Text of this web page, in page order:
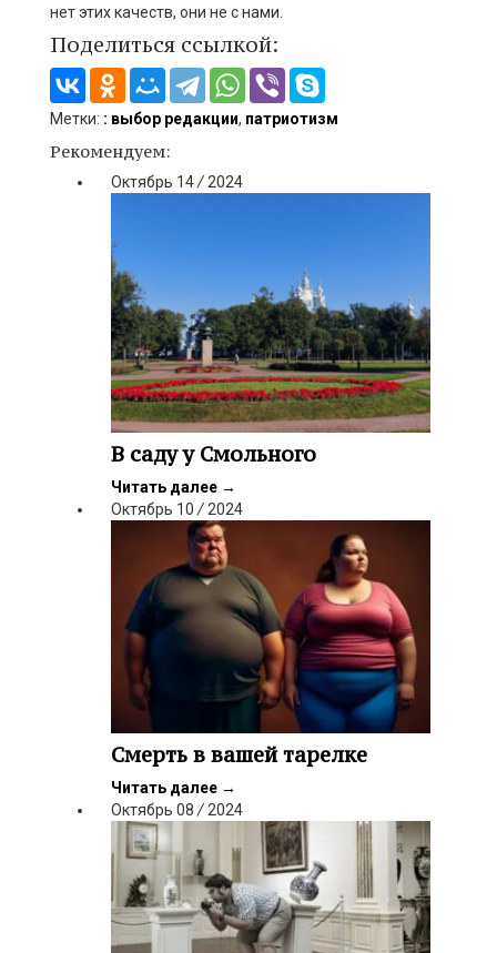
нет этих качеств, они не с нами.
Поделиться ссылкой:
Метки: : выбор редакции, патриотизм
Рекомендуем:
Октябрь 14/ 2024
В саду у Смольного
Читать далее →
Октябрь 10 / 2024
Смерть в вашей тарелке
Читать далее →
Октябрь 08 / 2024